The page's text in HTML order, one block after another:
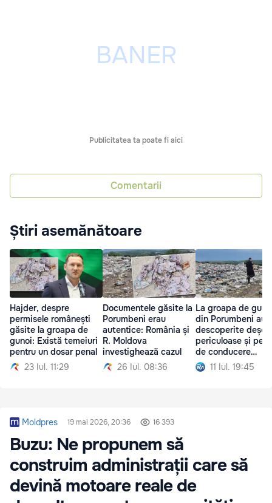
Publicitatea ta poate fi aici
Comentarii
Știri asemănătoare
Hajder, despre
permisele românești
găsite la groapa de
gunoi: Există temeiuri
pentru un dosar penal
23 Iul. 11:29
Documentele găsite la
Porumbeni erau
autentice: România și
R. Moldova
investighează cazul
26 Iul. 08:36
La groapa de
din Porumbeni au
descoperite
periculoase și
de conducere
românești
11 Iul. 19:45
Moldpres 19 mai 2026, 20:36 16 393
Buzu: Ne propunem să
construim administrații care să
devină motoare reale de